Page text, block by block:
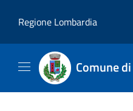
Regione Lombardia
Comune